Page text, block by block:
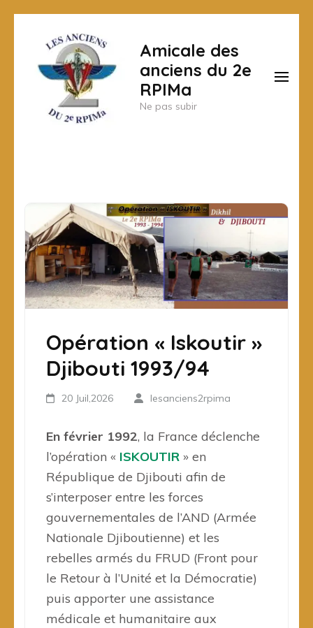
contenu
(Pressez
Entrée)
Amicale des
anciens du 2e
RPIMa
Ne pas subir
Opération « Iskoutir »
Djibouti 1993/94
20 Juil,2026 lesanciens2rpima
En février 1992, la France déclenche
l’opération « ISKOUTIR » en
République de Djibouti afin de
s’interposer entre les forces
gouvernementales de l’AND (Armée
Nationale Djiboutienne) et les
rebelles armés du FRUD (Front pour
le Retour à l’Unité et la Démocratie)
puis apporter une assistance
médicale et humanitaire aux